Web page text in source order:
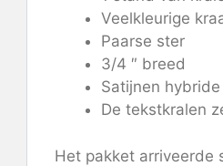
Veelkleurige
Paarse ster
3/4 ″ breed
Satijnen
De tekstkralen
Het pakket arriveerde